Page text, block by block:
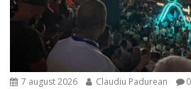
7 august 2026 Claudiu Padurean 0